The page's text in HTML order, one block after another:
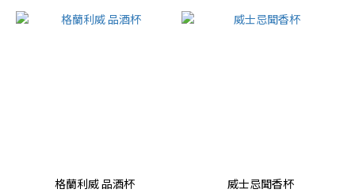
格蘭利威 品酒杯 威士忌聞香杯